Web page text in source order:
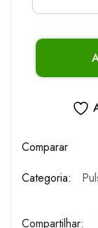
Comparar
Categoria:
Compartilhar: